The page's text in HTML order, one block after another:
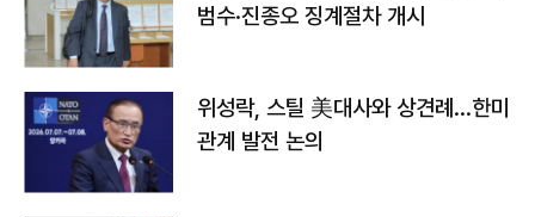
범수·진종오 징계절차 개시
위성락, 스틸 美대사와 상견례…한미
관계 발전 논의